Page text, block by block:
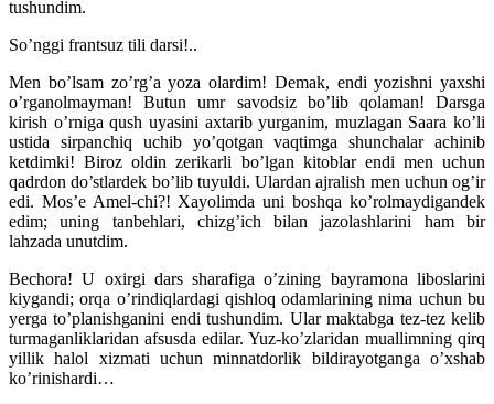
tushundim.
So’nggi frantsuz tili darsi!..
Men bo’lsam zo’rg’a yoza olardim! Demak, endi yozishni yaxshi
o’rganolmayman! Butun umr savodsiz bo’lib qolaman! Darsga
kirish o’rniga qush uyasini axtarib yurganim, muzlagan Saara ko’li
ustida sirpanchiq uchib yo’qotgan vaqtimga shunchalar achinib
ketdimki! Biroz oldin zerikarli bo’lgan kitoblar endi men uchun
qadrdon do’stlardek bo’lib tuyuldi. Ulardan ajralish men uchun og’ir
edi. Mos’e Amel-chi?! Xayolimda uni boshqa ko’rolmaydigandek
edim; uning tanbehlari, chizg’ich bilan jazolashlarini ham bir
lahzada unutdim.
Bechora! U oxirgi dars sharafiga o’zining bayramona liboslarini
kiygandi; orqa o’rindiqlardagi qishloq odamlarining nima uchun bu
yerga to’planishganini endi tushundim. Ular maktabga tez-tez kelib
turmaganliklaridan afsusda edilar. Yuz-ko’zlaridan muallimning qirq
yillik halol xizmati uchun minnatdorlik bildirayotganga o’xshab
ko’rinishardi…